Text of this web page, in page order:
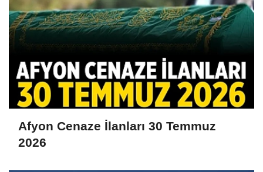
Afyon Cenaze İlanları 30 Temmuz
2026